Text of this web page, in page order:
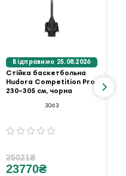
Відправимо 25.08.2026
Стійка баскетбольна
Hudora Competition Pro
230–305 см, чорна
3063
25021₴
23770₴